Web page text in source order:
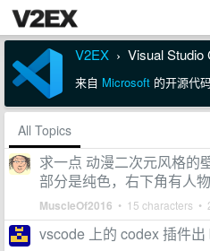
V2EX › Visual Studio
来自 Microsoft 的开源代
All Topics
求一点 动漫二次元风格的
部分是纯色，右下角有人物
MuscleOf2016 • 15 characters •
vscode 上的 codex 插件出